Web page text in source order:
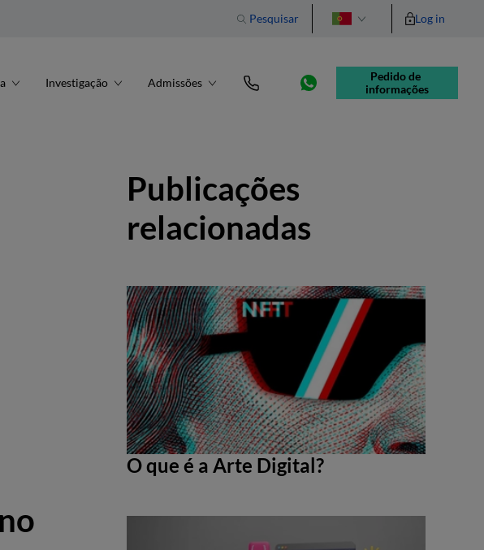
Pesquisar
English
Log in
Investigação Admissões
Pedido de
informações
Publicações
relacionadas
O que é a Arte Digital?